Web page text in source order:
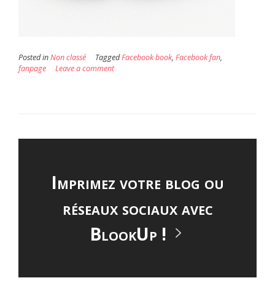
Posted inNon classé TaggedFacebook book, Facebook fan,
fanpage
Leave a comment
Imprimez votre blog ou
réseaux sociaux avec
BlookUp !